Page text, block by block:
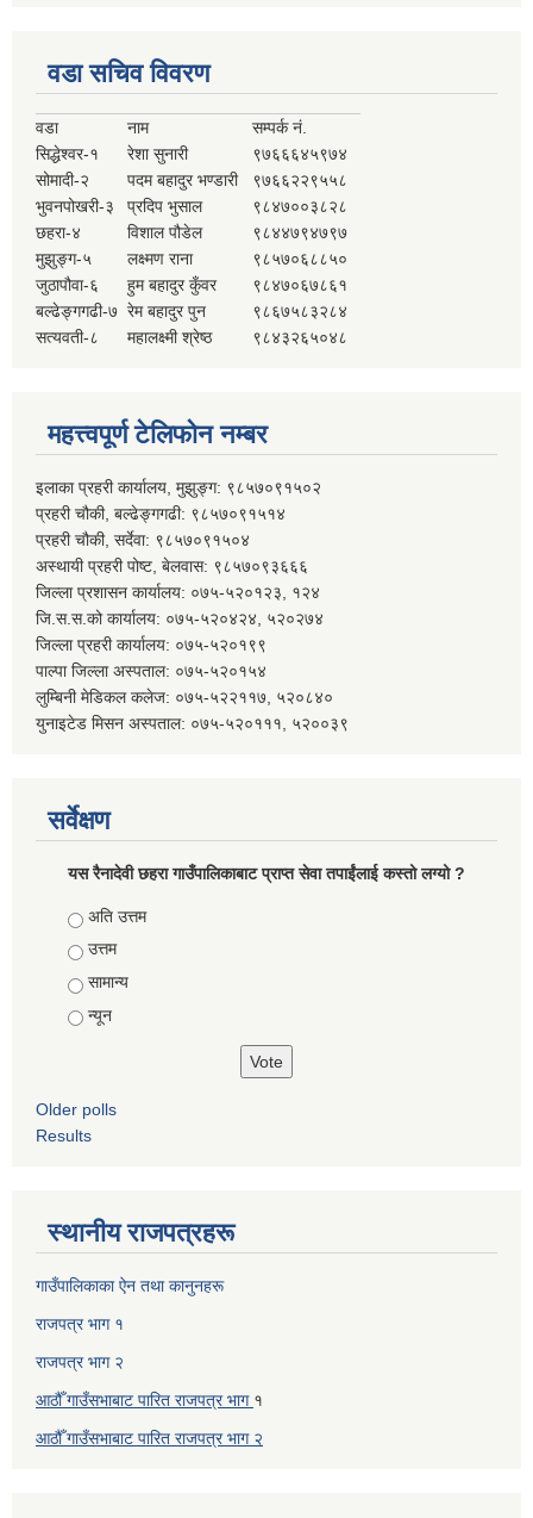
वडा सचिव विवरण
वडा नाम
सम्पर्क नं.
सिद्धेश्वर-१
रेशा सुनारी
९७६६६४५९७४
सोमादी-२
पदम बहादुर भण्डारी
९७६६२२९५५८
भुवनपोखरी-३
प्रदिप भुसाल
९८४७००३८२८
छहरा-४
विशाल पौडेल
९८४४७९४७९७
मुझुङ्ग-५
लक्ष्मण राना
९८५७०६८८५०
जुठापौवा-६
हुम बहादुर कुँवर
९८४७०६७८६१
बल्ढेङ्गगढी-७ रेम बहादुर पुन
९८६७५८३२८४
सत्यवती-८
महालक्ष्मी श्रेष्ठ ९८४३२६५०४८
महत्त्वपूर्ण टेलिफोन नम्बर
इलाका प्रहरी कार्यालय, मुझुङ्ग: ९८५७०९१५०२
प्रहरी चौकी, बल्ढेङ्गगढी: ९८५७०९१५१४
प्रहरी चौकी, सर्देवा: ९८५७०९१५०४
अस्थायी प्रहरी पोष्ट, बेलवास: ९८५७०९३६६६
जिल्ला प्रशासन कार्यालय: ०७५-५२०१२३, १२४
जि.स.स.को कार्यालय: ०७५-५२०४२४, ५२०२७४
जिल्ला प्रहरी कार्यालय: ०७५-५२०१९९
पाल्पा जिल्ला अस्पताल: ०७५-५२०१५४
लुम्बिनी मेडिकल कलेज: ०७५-५२२११७, ५२०८४०
युनाइटेड मिसन अस्पताल: ०७५-५२०१११, ५२००३९
सर्वेक्षण
यस रैनादेवी छहरा गाउँपालिकाबाट प्राप्त सेवा तपाईंलाई कस्तो लग्यो ?
Choices
अति उत्तम
उत्तम
सामान्य
न्यून
Older polls
Results
स्थानीय राजपत्रहरू
गाउँपालिकाका ऐन तथा कानुनहरू
राजपत्र भाग १
राजपत्र भाग २
आठौँ गाउँसभाबाट पारित राजपत्र भाग १
आठौँ गाउँसभाबाट पारित राजपत्र भाग २